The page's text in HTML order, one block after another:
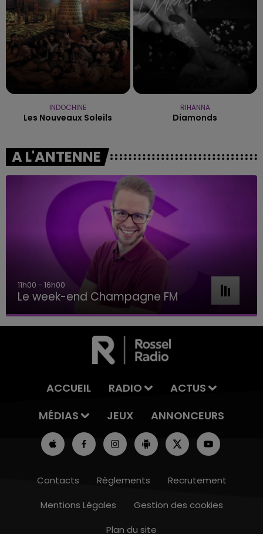
INDOCHINE
Les Nouveaux Soleils
RIHANNA
Diamonds
A L'ANTENNE
11h00 - 16h00
Le week-end Champagne FM
ACCUEIL RADIO
ACTUS
MÉDIAS
JEUX ANNONCEURS
Contacts Règlements
Recrutement
Mentions Légales
Gestion des cookies
Plan du site